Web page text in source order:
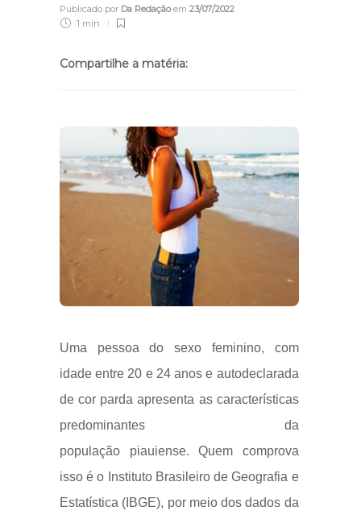
Publicado por Da Redaçãoem 23/07/2022
1 min
Compartilhe a matéria:
Uma pessoa do sexo feminino, com
idade entre 20 e 24 anos e autodeclarada
de cor pardaapresenta as características
predominantes da
população piauiense.Quem comprova
isso é o Instituto Brasileiro de Geografia e
Estatística (IBGE), por meio dos dados da